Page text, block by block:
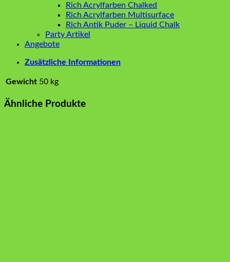
Rich Acrylfarben Chalked
Rich Acrylfarben Multisurface
Rich Antik Puder – Liquid Chalk
Party Artikel
Angebote
Zusätzliche Informationen
Gewicht 50 kg
Ähnliche Produkte